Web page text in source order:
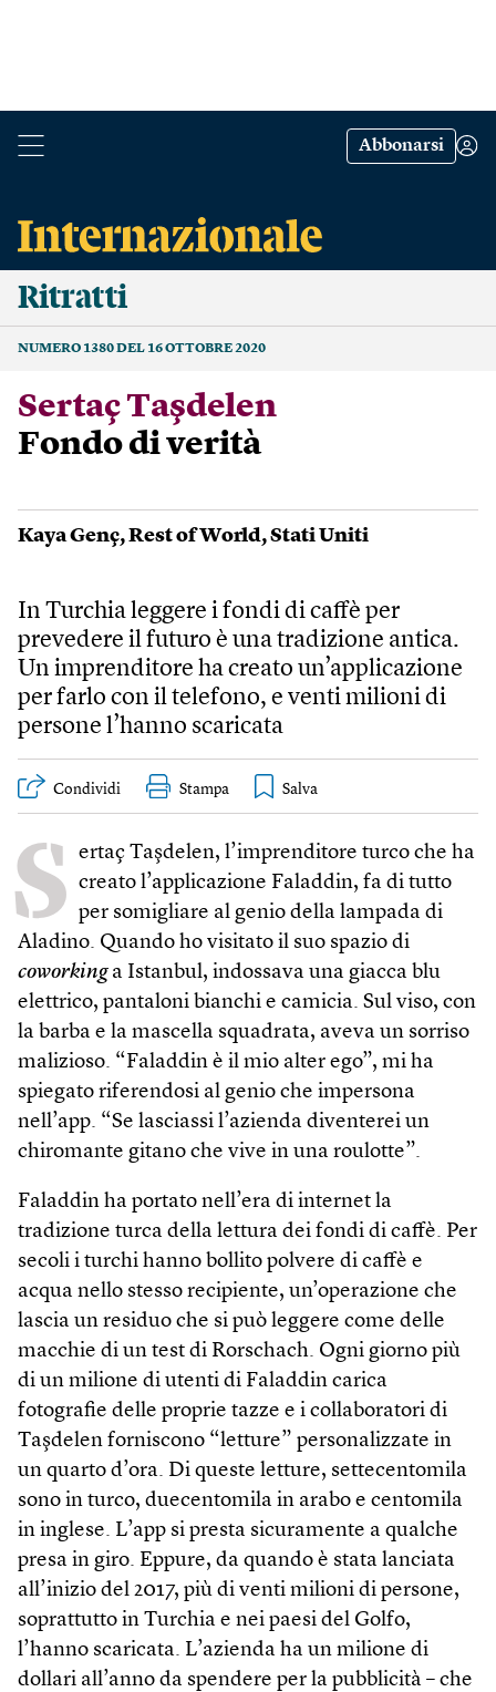
Abbonarsi
Ritratti
NUMERO 1380 DEL 16 OTTOBRE 2020
Sertaç Taşdelen
Fondo di verità
Kaya Genç,Rest of World,Stati Uniti
In Turchia leggere i fondi di caffè per
prevedere il futuro è una tradizione antica.
Un imprenditore ha creato un’applicazione
per farlo con il telefono, e venti milioni di
persone l’hanno scaricata
Condividi Stampa
S ertaç Taşdelen, l’imprenditore turco che ha
creato l’applicazione Faladdin, fa di tutto
per somigliare al genio della lampada di
Aladino. Quando ho visitato il suo spazio di
coworkinga Istanbul, indossava una giacca blu
elettrico, pantaloni bianchi e camicia. Sul viso, con
la barba e la mascella squadrata, aveva un sorriso
malizioso. “Faladdin è il mio alter ego”, mi ha
spiegato riferendosi al genio che impersona
nell’app. “Se lasciassi l’azienda diventerei un
chiromante gitano che vive in una roulotte”.
Faladdin ha portato nell’era di internet la
tradizione turca della lettura dei fondi di caffè. Per
secoli i turchi hanno bollito polvere di caffè e
acqua nello stesso recipiente, un’operazione che
lascia un residuo che si può leggere come delle
macchie di un test di Rorschach. Ogni giorno più
di un milione di utenti di Faladdin carica
fotografie delle proprie tazze e i collaboratori di
Taşdelen forniscono “letture” personalizzate in
un quarto d’ora. Di queste letture, settecentomila
sono in turco, duecentomila in arabo e centomila
in inglese. L’app si presta sicuramente a qualche
presa in giro. Eppure, da quando è stata lanciata
all’inizio del 2017, più di venti milioni di persone,
soprattutto in Turchia e nei paesi del Golfo,
l’hanno scaricata. L’azienda ha un milione di
dollari all’anno da spendere per la pubblicità – che